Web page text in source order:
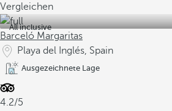
Vergleichen
All inclusive
Barceló Margaritas
Playa del Inglés, Spain
Ausgezeichnete Lage
4.2/5